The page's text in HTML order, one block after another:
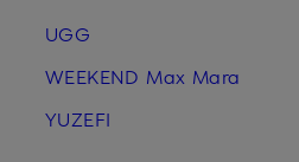
UGG
WEEKEND Max Mara
YUZEFI